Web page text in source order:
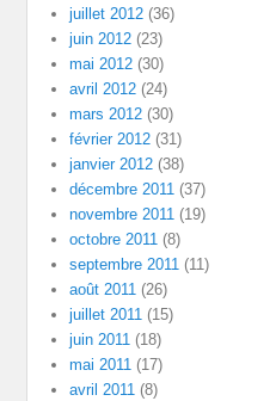
juillet 2012 (36)
juin 2012 (23)
mai 2012 (30)
avril 2012 (24)
mars 2012 (30)
février 2012 (31)
janvier 2012 (38)
décembre 2011 (37)
novembre 2011 (19)
octobre 2011 (8)
septembre 2011 (11)
août 2011 (26)
juillet 2011 (15)
juin 2011 (18)
mai 2011 (17)
avril 2011 (8)